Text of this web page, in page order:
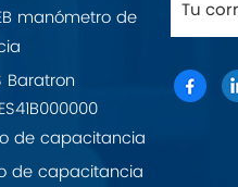
manómetro de
Baratron
de capacitancia
de capacitancia